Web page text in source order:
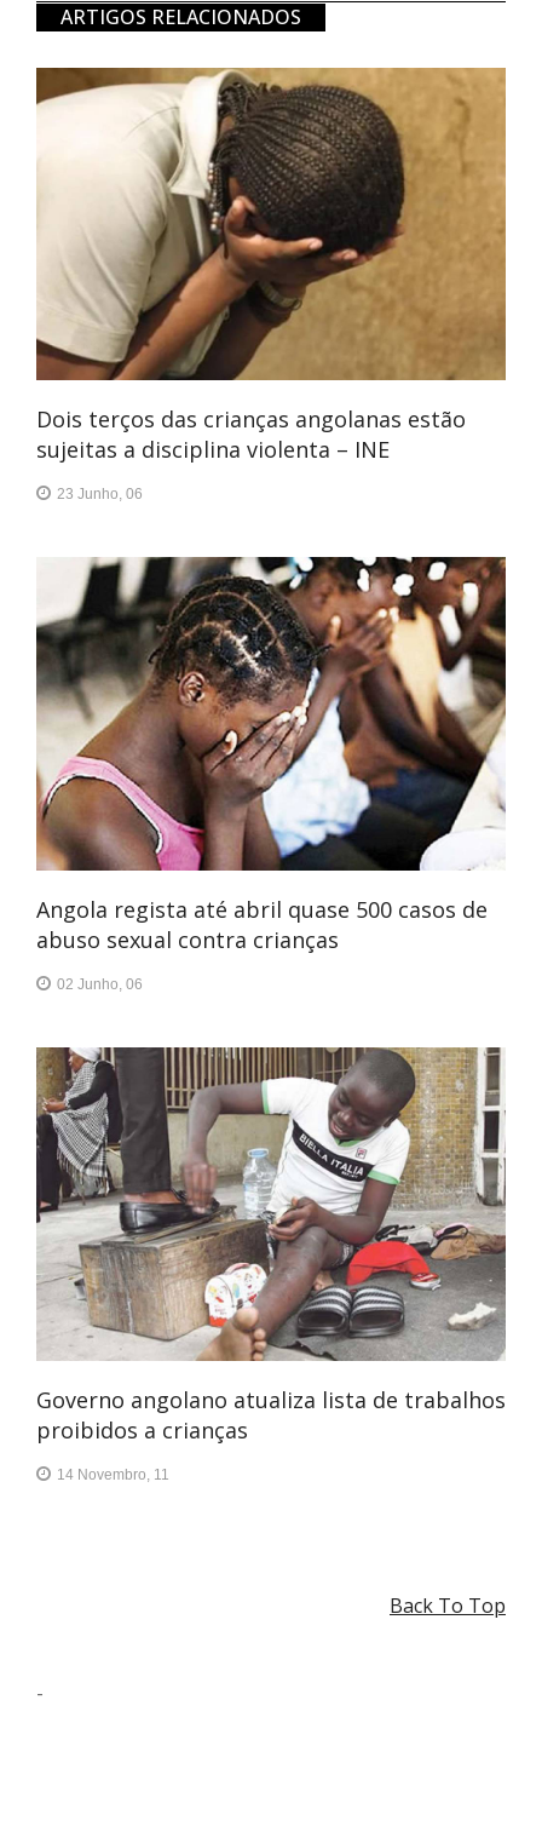
ARTIGOS RELACIONADOS
Dois terços das crianças angolanas estão
sujeitas a disciplina violenta – INE
23 Junho, 06
Angola regista até abril quase 500 casos de
abuso sexual contra crianças
02 Junho, 06
Governo angolano atualiza lista de trabalhos
proibidos a crianças
14 Novembro, 11
Back To Top
-